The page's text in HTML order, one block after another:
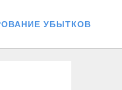
УБЫТКОВ